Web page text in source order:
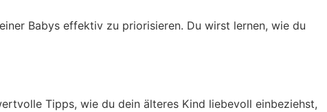
Babys effektiv zu priorisieren. Du wirst lernen, wie du
Tipps, wie du dein älteres Kind liebevoll einbeziehst,